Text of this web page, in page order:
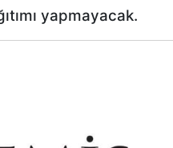
yapmayacak.